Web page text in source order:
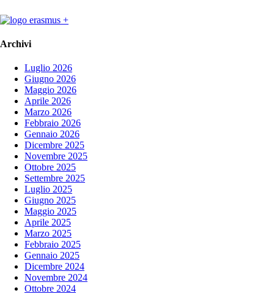
Archivi
Luglio 2026
Giugno 2026
Maggio 2026
Aprile 2026
Marzo 2026
Febbraio 2026
Gennaio 2026
Dicembre 2025
Novembre 2025
Ottobre 2025
Settembre 2025
Luglio 2025
Giugno 2025
Maggio 2025
Aprile 2025
Marzo 2025
Febbraio 2025
Gennaio 2025
Dicembre 2024
Novembre 2024
Ottobre 2024